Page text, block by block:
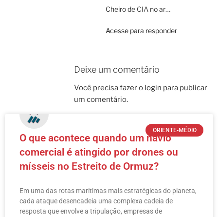
Cheiro de CIA no ar…
Acesse para responder
Deixe um comentário
Você precisa fazer o login para publicar
um comentário.
ORIENTE-MÉDIO
O que acontece quando um navio
comercial é atingido por drones ou
mísseis no Estreito de Ormuz?
Em uma das rotas marítimas mais estratégicas do planeta,
cada ataque desencadeia uma complexa cadeia de
resposta que envolve a tripulação, empresas de